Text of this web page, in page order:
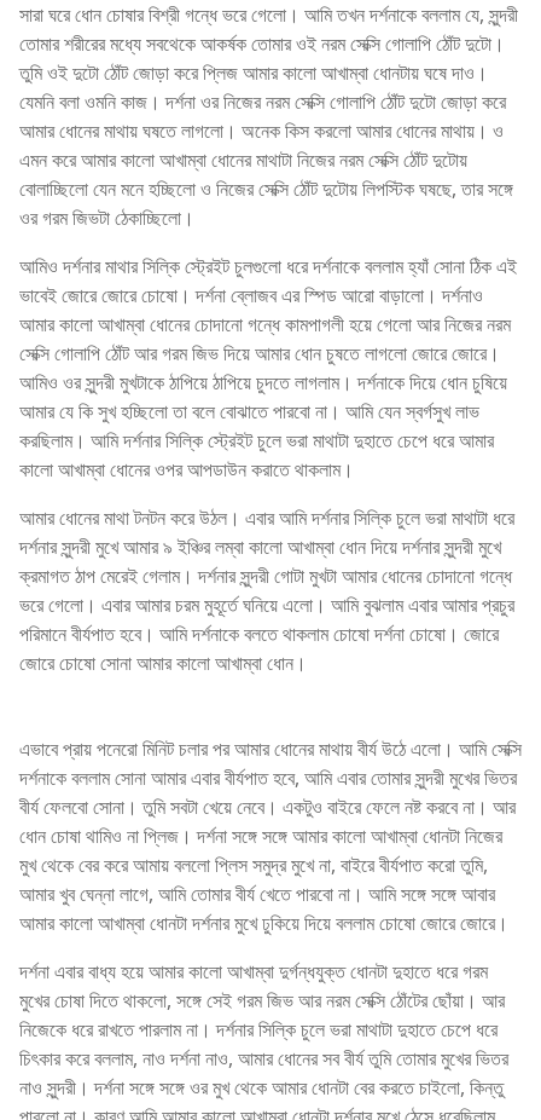
সারা ঘরে ধোন চোষার বিশ্রী গন্ধে ভরে গেলো। আমি তখন দর্শনাকে বললাম যে, সুন্দরী
তোমার শরীরের মধ্যে সবথেকে আকর্ষক তোমার ওই নরম সেক্সি গোলাপি ঠোঁট দুটো।
তুমি ওই দুটো ঠোঁট জোড়া করে প্লিজ আমার কালো আখাম্বা ধোনটায় ঘষে দাও।
যেমনি বলা ওমনি কাজ। দর্শনা ওর নিজের নরম সেক্সি গোলাপি ঠোঁট দুটো জোড়া করে
আমার ধোনের মাথায় ঘষতে লাগলো। অনেক কিস করলো আমার ধোনের মাথায়। ও
এমন করে আমার কালো আখাম্বা ধোনের মাথাটা নিজের নরম সেক্সি ঠোঁট দুটোয়
বোলাচ্ছিলো যেন মনে হচ্ছিলো ও নিজের সেক্সি ঠোঁট দুটোয় লিপস্টিক ঘষছে, তার সঙ্গে
ওর গরম জিভটা ঠেকাচ্ছিলো।
আমিও দর্শনার মাথার সিল্কি স্ট্রেইট চুলগুলো ধরে দর্শনাকে বললাম হ্যাঁ সোনা ঠিক এই
ভাবেই জোরে জোরে চোষো। দর্শনা ব্লোজব এর স্পিড আরো বাড়ালো। দর্শনাও
আমার কালো আখাম্বা ধোনের চোদানো গন্ধে কামপাগলী হয়ে গেলো আর নিজের নরম
সেক্সি গোলাপি ঠোঁট আর গরম জিভ দিয়ে আমার ধোন চুষতে লাগলো জোরে জোরে।
আমিও ওর সুন্দরী মুখটাকে ঠাপিয়ে ঠাপিয়ে চুদতে লাগলাম। দর্শনাকে দিয়ে ধোন চুষিয়ে
আমার যে কি সুখ হচ্ছিলো তা বলে বোঝাতে পারবো না। আমি যেন স্বর্গসুখ লাভ
করছিলাম। আমি দর্শনার সিল্কি স্ট্রেইট চুলে ভরা মাথাটা দুহাতে চেপে ধরে আমার
কালো আখাম্বা ধোনের ওপর আপডাউন করাতে থাকলাম।
আমার ধোনের মাথা টনটন করে উঠল। এবার আমি দর্শনার সিল্কি চুলে ভরা মাথাটা ধরে
দর্শনার সুন্দরী মুখে আমার ৯ ইঞ্চির লম্বা কালো আখাম্বা ধোন দিয়ে দর্শনার সুন্দরী মুখে
ক্রমাগত ঠাপ মেরেই গেলাম। দর্শনার সুন্দরী গোটা মুখটা আমার ধোনের চোদানো গন্ধে
ভরে গেলো। এবার আমার চরম মুহূর্তে ঘনিয়ে এলো। আমি বুঝলাম এবার আমার প্রচুর
পরিমানে বীর্যপাত হবে। আমি দর্শনাকে বলতে থাকলাম চোষো দর্শনা চোষো। জোরে
জোরে চোষো সোনা আমার কালো আখাম্বা ধোন।
এভাবে প্রায় পনেরো মিনিট চলার পর আমার ধোনের মাথায় বীর্য উঠে এলো। আমি সেক্সি
দর্শনাকে বললাম সোনা আমার এবার বীর্যপাত হবে, আমি এবার তোমার সুন্দরী মুখের ভিতর
বীর্য ফেলবো সোনা। তুমি সবটা খেয়ে নেবে। একটুও বাইরে ফেলে নষ্ট করবে না। আর
ধোন চোষা থামিও না প্লিজ। দর্শনা সঙ্গে সঙ্গে আমার কালো আখাম্বা ধোনটা নিজের
মুখ থেকে বের করে আমায় বললো প্লিস সমুদ্র মুখে না, বাইরে বীর্যপাত করো তুমি,
আমার খুব ঘেন্না লাগে, আমি তোমার বীর্য খেতে পারবো না। আমি সঙ্গে সঙ্গে আবার
আমার কালো আখাম্বা ধোনটা দর্শনার মুখে ঢুকিয়ে দিয়ে বললাম চোষো জোরে জোরে।
দর্শনা এবার বাধ্য হয়ে আমার কালো আখাম্বা দুর্গন্ধযুক্ত ধোনটা দুহাতে ধরে গরম
মুখের চোষা দিতে থাকলো, সঙ্গে সেই গরম জিভ আর নরম সেক্সি ঠোঁটের ছোঁয়া। আর
নিজেকে ধরে রাখতে পারলাম না। দর্শনার সিল্কি চুলে ভরা মাথাটা দুহাতে চেপে ধরে
চিৎকার করে বললাম, নাও দর্শনা নাও, আমার ধোনের সব বীর্য তুমি তোমার মুখের ভিতর
নাও সুন্দরী। দর্শনা সঙ্গে সঙ্গে ওর মুখ থেকে আমার ধোনটা বের করতে চাইলো, কিন্তু